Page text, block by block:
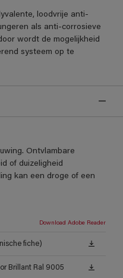
loodvrije anti-
als anti-corrosieve
wordt de mogelijkheid
systeem op te
Ontvlambare
of duizeligheid
kan een droge of een
Download Adobe Reader
fiche)
Brillant Ral 9005